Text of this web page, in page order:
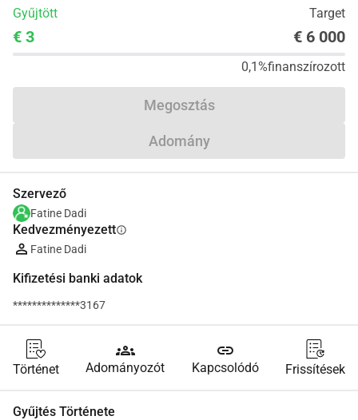
Gyűjtött Target
€ 3 € 6 000
0,1%finanszírozott
Megosztás
Adomány
Szervező
Fatine Dadi
Kedvezményezettinfo
Fatine Dadi
Kifizetési banki adatok
**************3167
Történet
groups
Adományozót
link
Kapcsolódó Frissítések
Gyűjtés Története